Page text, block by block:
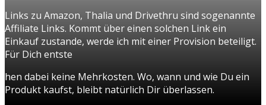
Links zu Amazon, Thalia und Drivethru sind sogenannte
Affiliate Links. Kommt über einen solchen Link ein
Einkauf zustande, werde ich mit einer Provision beteiligt.
Für Dich entste
hen dabei keine Mehrkosten. Wo, wann und wie Du ein
Produkt kaufst, bleibt natürlich Dir überlassen.